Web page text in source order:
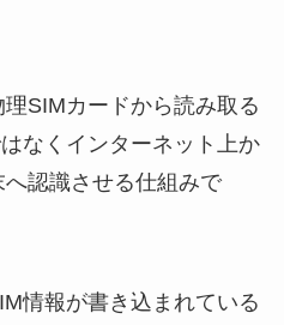
SIMカードから読み取る
なくインターネット上か
認識させる仕組みで
情報が書き込まれている